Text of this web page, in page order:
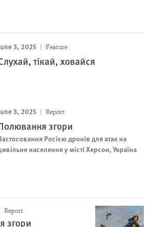
3, 2025 Feature
тікай, ховайся
3, 2025 Report
згори
Росією дронів для атак на
населення у місті Херсон, Україна
Report
згори